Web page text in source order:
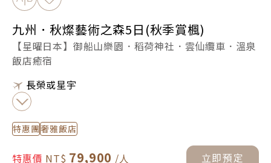
九州．秋燦藝術之森5日(秋季賞楓)
【星曜日本】御船山樂園．稻荷神社．雲仙纜車．溫泉
飯店癒宿
長榮或星宇
特惠團奢雅飯店
特惠價 79,900 立即預定